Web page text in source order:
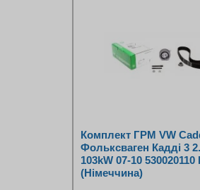
Комплект ГРМ VW
Фольксваген Кадді 3
103kW 07-10 530020110
(Німеччина)